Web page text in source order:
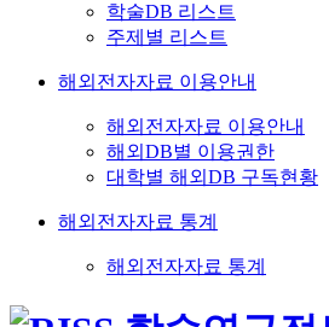
학술DB 리스트
주제별 리스트
해외전자자료 이용안내
해외전자자료 이용안내
해외DB별 이용권한
대학별 해외DB 구독현황
해외전자자료 통계
해외전자자료 통계